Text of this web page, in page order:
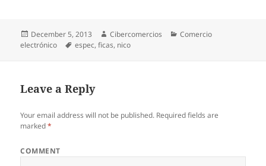
Posted
on
December 5, 2013 Author
Cibercomercios Categories
Comercio
electrónico
Tags
espec,ficas, nico
Leave a Reply
Your email address will not be published. Required fields are
marked*
COMMENT